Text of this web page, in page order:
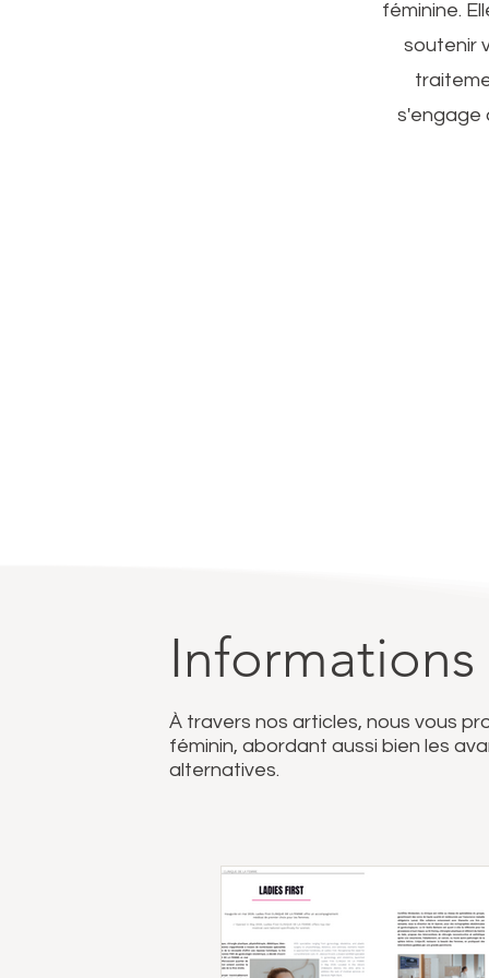
féminine.
soutenir
s'engage
À travers nos articles, nous vous
féminin, abordant aussi bien les
alternatives.